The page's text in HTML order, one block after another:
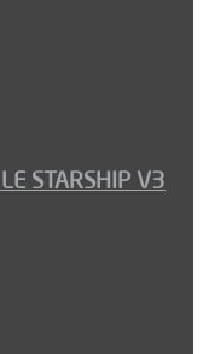
STARSHIP V3